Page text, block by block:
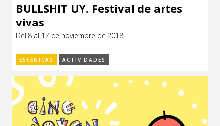
BULLSHIT UY. Festival de artes
vivas
Del 8 al 17 de noviembre de 2018.
ESCÉNICAS ACTIVIDADES